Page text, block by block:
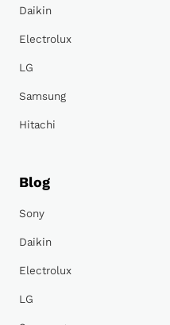
Daikin
Electrolux
LG
Samsung
Hitachi
Blog
Sony
Daikin
Electrolux
LG